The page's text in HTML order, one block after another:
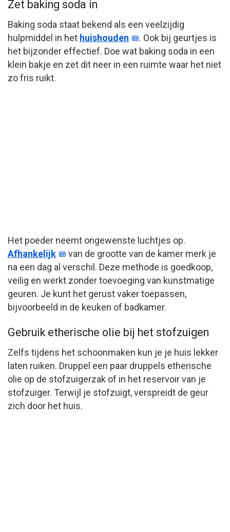
Zet baking soda in
Baking soda staat bekend als een veelzijdig
hulpmiddel in het huishouden
. Ook bij geurtjes is
het bijzonder effectief. Doe wat baking soda in een
klein bakje en zet dit neer in een ruimte waar het niet
zo fris ruikt.
Het poeder neemt ongewenste luchtjes op.
Afhankelijk
van de grootte van de kamer merk je
na een dag al verschil. Deze methode is goedkoop,
veilig en werkt zonder toevoeging van kunstmatige
geuren. Je kunt het gerust vaker toepassen,
bijvoorbeeld in de keuken of badkamer.
Gebruik etherische olie bij het stofzuigen
Zelfs tijdens het schoonmaken kun je je huis lekker
laten ruiken. Druppel een paar druppels etherische
olie op de stofzuigerzak of in het reservoir van je
stofzuiger. Terwijl je stofzuigt, verspreidt de geur
zich door het huis.